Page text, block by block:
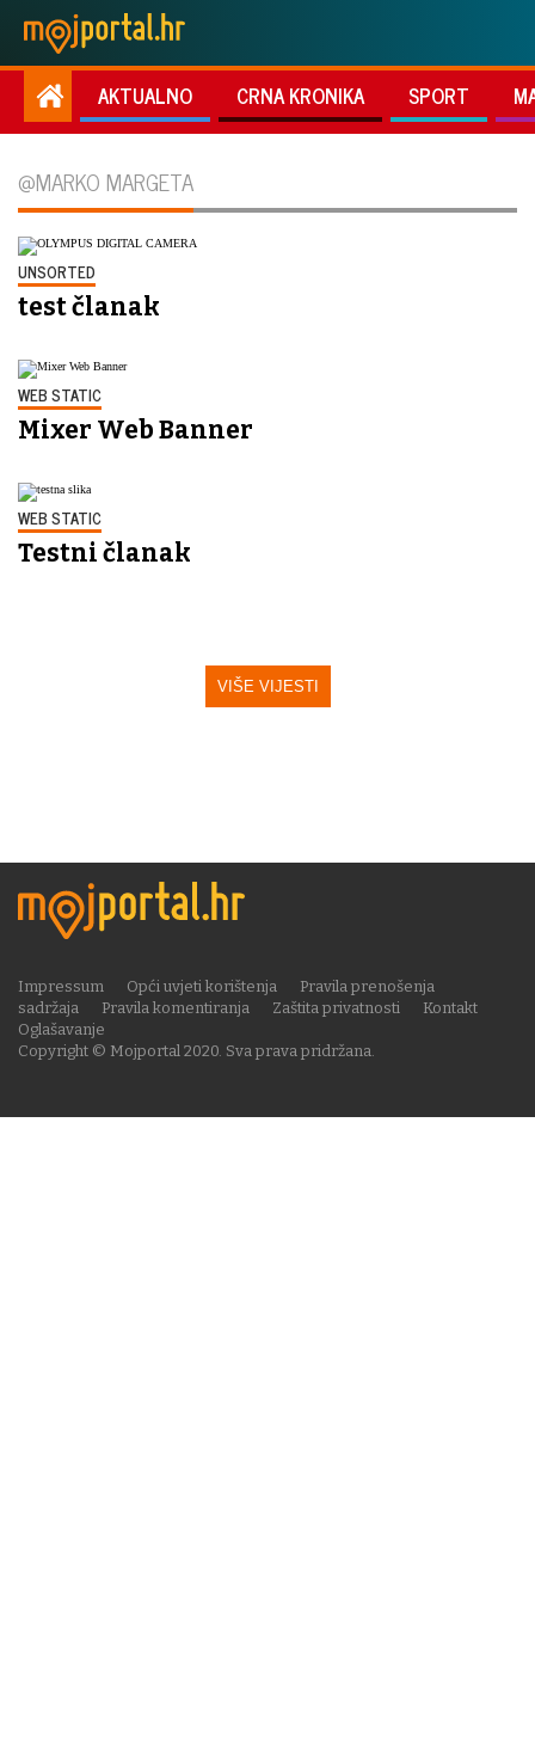
AKTUALNO CRNA KRONIKA SPORT
@MARKO MARGETA
UNSORTED
test članak
WEB STATIC
Mixer Web Banner
WEB STATIC
Testni članak
VIŠE VIJESTI
Copyright © Mojportal 2020. Sva prava pridržana.
Impressum Opći uvjeti korištenja
Pravila prenošenja
sadržaja
Pravila komentiranja Zaštita privatnosti
Kontakt
Oglašavanje